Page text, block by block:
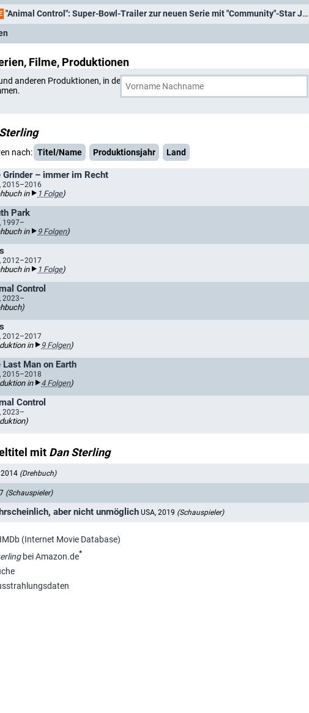
"Animal Control": Super-Bowl-Trailer zur neuen Serie mit "Community"-Star Joel McHale
Filme, Produktionen
anderen Produktionen, in denen Dan Sterling
nach: Titel/Name Produktionsjahr Land
Grinder – immer im Recht
2015–2016
in 1 Folge)
Park
1997–
in 9 Folgen)
2012–2017
in 1 Folge)
Control
2023–
2012–2017
in 9 Folgen)
Last Man on Earth
2015–2018
in 4 Folgen)
Control
2023–
mit Dan Sterling
2014 (Drehbuch)
(Schauspieler)
aber nicht unmöglich USA, 2019 (Schauspieler)
(Internet Movie Database)
bei Amazon.de*